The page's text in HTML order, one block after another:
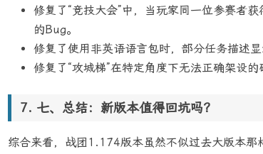
修复了“竞技大会”中，当玩家同一位参赛者
的Bug。
修复了使用非英语语言包时，部分任务描述显
修复了“攻城梯”在特定角度下无法正确架设的
七、总结：新版本值得回坑吗？
综合来看，战团1.174版本虽然不似过去大版本那